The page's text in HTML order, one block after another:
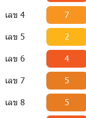
เลข 4 7
เลข 5 2
เลข 6 4
เลข 7 5
เลข 8 5